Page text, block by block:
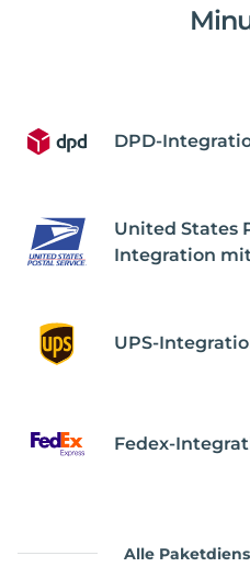
DPD-
United States
Integration
UPS-
Fedex-
Alle